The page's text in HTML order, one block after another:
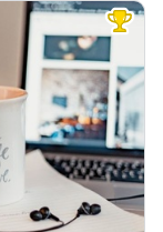
0 puntos.